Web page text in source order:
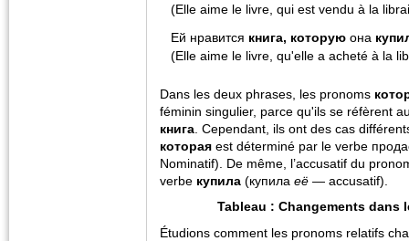
(Elle aime le livre, qui est vendu à la
Ей нравится книга, которую она
(Elle aime le livre, qu'elle a acheté à la
Dans les deux phrases, les pronoms
féminin singulier, parce qu'ils se réfèrent
книга . Cependant, ils ont des cas
которая est déterminé par le verbe
Nominatif). De même, l’accusatif du
verbe купила (купила её — accusatif).
Tableau : Changements dans
Étudions comment les pronoms relatifs